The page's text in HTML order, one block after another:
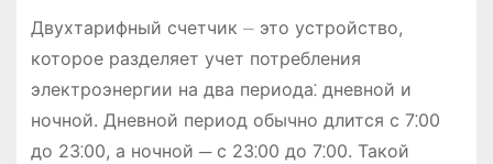
Двухтарифный счетчик ⏤ это устройство,
которое разделяет учет потребления
электроэнергии на два периода⁚ дневной и
ночной. Дневной период обычно длится с 7⁚00
до 23⁚00, а ночной ─ с 23⁚00 до 7⁚00. Такой